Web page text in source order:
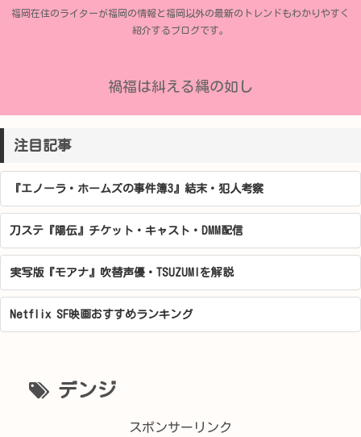
福岡在住のライターが福岡の情報と福岡以外の最新のトレンドもわかりやすく
紹介するブログです。
禍福は糾える縄の如し
注目記事
『エノーラ・ホームズの事件簿3』結末・犯人考察
刀ステ『陽伝』チケット・キャスト・DMM配信
実写版『モアナ』吹替声優・TSUZUMIを解説
Netflix SF映画おすすめランキング
デンジ
スポンサーリンク